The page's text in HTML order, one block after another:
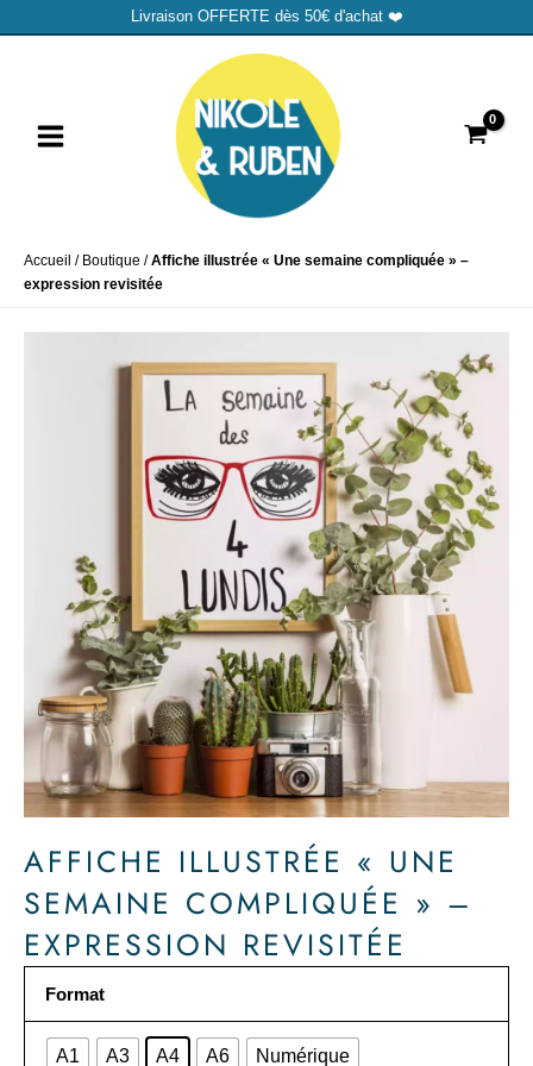
au
Livraison OFFERTE dès 50€ d'achat ❤️
Accueil / Boutique /Affiche illustrée « Une semaine compliquée » –
expression revisitée
AFFICHE ILLUSTRÉE « UNE
SEMAINE COMPLIQUÉE » –
EXPRESSION REVISITÉE
Format
A1 A3 A4 A6 Numérique
Affiche